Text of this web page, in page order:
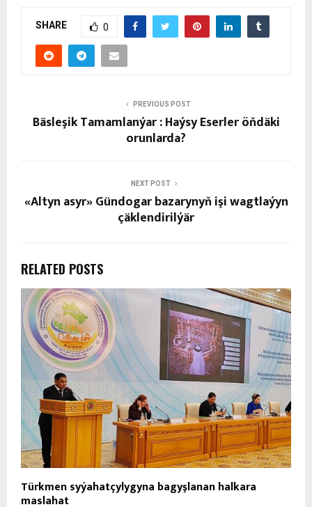
SHARE 0
PREVIOUS POST
Bäsleşik Tamamlanýar : Haýsy Eserler öňdäki
orunlarda?
NEXT POST
«Altyn asyr» Gündogar bazarynyň işi wagtlaýyn
çäklendirilýär
RELATED POSTS
Türkmen syýahatçylygyna bagyşlanan halkara
maslahat